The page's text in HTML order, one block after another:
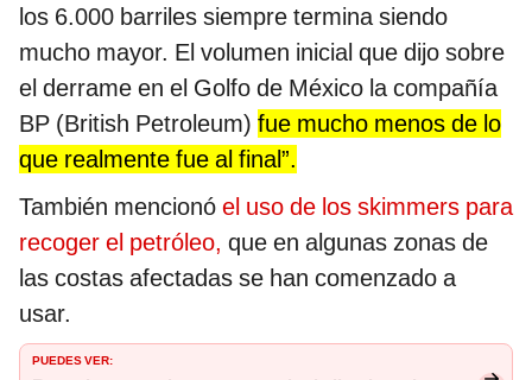
los 6.000 barriles siempre termina siendo
mucho mayor. El volumen inicial que dijo sobre
el derrame en el Golfo de México la compañía
BP (British Petroleum) fue mucho menos de lo
que realmente fue al final”.
También mencionó el uso de los skimmers para
recoger el petróleo, que en algunas zonas de
las costas afectadas se han comenzado a
usar.
PUEDES VER: